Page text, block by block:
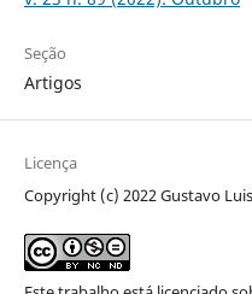
Seção
Artigos
Licença
Copyright (c) 2022 Gustavo